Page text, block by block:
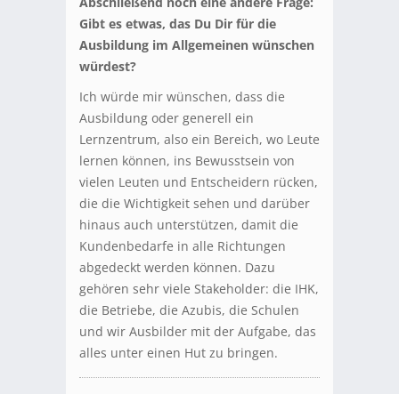
Gibt es etwas, das Du Dir für die
Ausbildung im Allgemeinen wünschen
würdest?
Ich würde mir wünschen, dass die
Ausbildung oder generell ein
Lernzentrum, also ein Bereich, wo Leute
lernen können, ins Bewusstsein von
vielen Leuten und Entscheidern rücken,
die die Wichtigkeit sehen und darüber
hinaus auch unterstützen, damit die
Kundenbedarfe in alle Richtungen
abgedeckt werden können. Dazu
gehören sehr viele Stakeholder: die IHK,
die Betriebe, die Azubis, die Schulen
und wir Ausbilder mit der Aufgabe, das
alles unter einen Hut zu bringen.